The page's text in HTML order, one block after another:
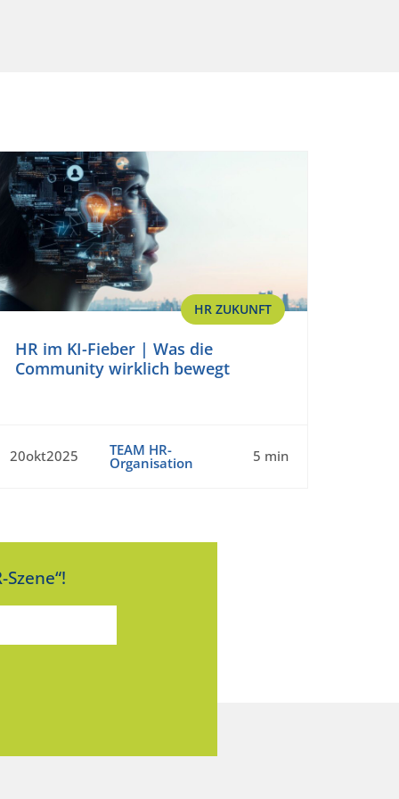
HR ZUKUNFT
HR im KI-Fieber | Was die
Community wirklich bewegt
20okt2025 TEAM HR-
Organisation 5 min